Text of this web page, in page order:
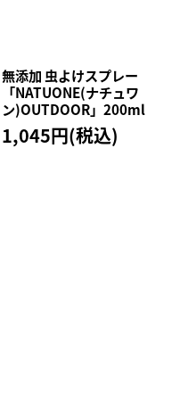
無添加 虫よけスプレー
「NATUONE(ナチュワ
ン)OUTDOOR」200ml
1,045円(税込)